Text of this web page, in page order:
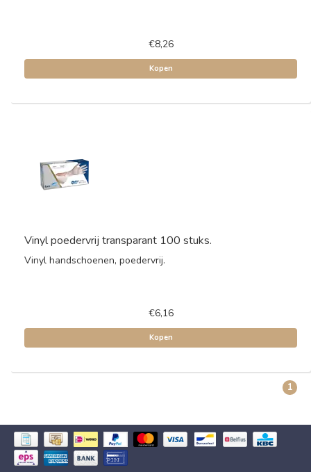
€8,26
Kopen
Vinyl poedervrij transparant 100 stuks.
Vinyl handschoenen, poedervrij.
€6,16
Kopen
1